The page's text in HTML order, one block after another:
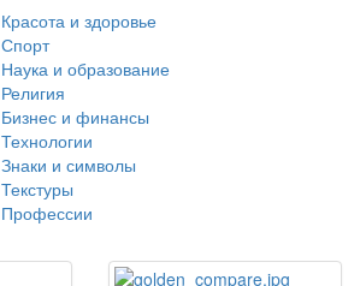
Красота и здоровье
Спорт
Наука и образование
Религия
Бизнес и финансы
Технологии
Знаки и символы
Текстуры
Профессии